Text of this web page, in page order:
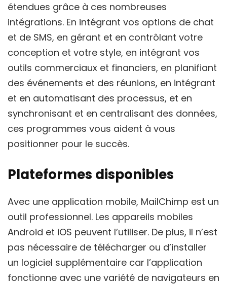
étendues grâce à ces nombreuses
intégrations. En intégrant vos options de chat
et de SMS, en gérant et en contrôlant votre
conception et votre style, en intégrant vos
outils commerciaux et financiers, en planifiant
des événements et des réunions, en intégrant
et en automatisant des processus, et en
synchronisant et en centralisant des données,
ces programmes vous aident à vous
positionner pour le succès.
Plateformes disponibles
Avec une application mobile, MailChimp est un
outil professionnel. Les appareils mobiles
Android et iOS peuvent l’utiliser. De plus, il n’est
pas nécessaire de télécharger ou d’installer
un logiciel supplémentaire car l’application
fonctionne avec une variété de navigateurs en